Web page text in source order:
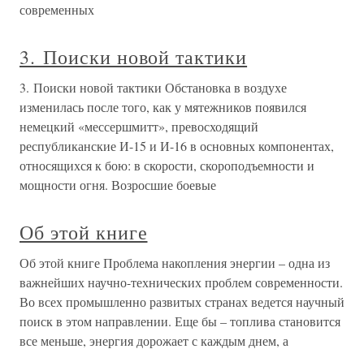
современных
3. Поиски новой тактики
3. Поиски новой тактики Обстановка в воздухе
изменилась после того, как у мятежников появился
немецкий «мессершмитт», превосходящий
республиканские И-15 и И-16 в основных компонентах,
относящихся к бою: в скорости, скороподъемности и
мощности огня. Возросшие боевые
Об этой книге
Об этой книге Проблема накопления энергии – одна из
важнейших научно-технических проблем современности.
Во всех промышленно развитых странах ведется научный
поиск в этом направлении. Еще бы – топлива становится
все меньше, энергия дорожает с каждым днем, а